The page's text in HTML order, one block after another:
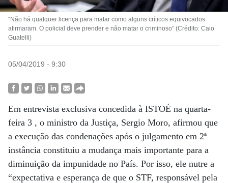
“Não há qualquer licença para matar como alguns críticos equivocados
afirmaram. O policial deve prender e não matar o criminoso” (Crédito: Caio
Guatelli)
05/04/2019 - 9:30
Em entrevista exclusiva concedida à ISTOÉ na quarta-
feira 3 , o ministro da Justiça, Sergio Moro, afirmou que
a execução das condenações após o julgamento em 2ª
instância constituiu a mudança mais importante para a
diminuição da impunidade no País. Por isso, ele nutre a
“expectativa e esperança de que o STF, responsável pela